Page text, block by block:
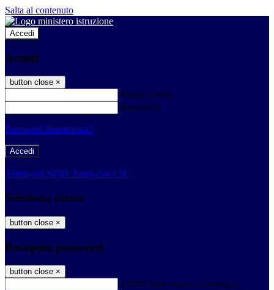
Salta al contenuto
Accedi
Accedi
button close ×
Nome Utente
Password
Password dimenticata?
-
Entra con SPID Entra con CIE
Seleziona utente
button close ×
Recupero password
button close ×
E-mail Verrà inviato un messaggio